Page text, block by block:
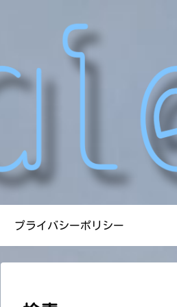
プライバシーポリシー